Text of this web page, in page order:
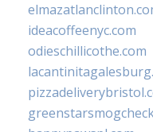
ideacoffeenyc.com
odieschillicothe.com